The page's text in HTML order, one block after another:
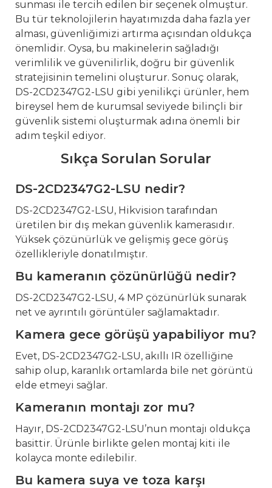
sunması ile tercih edilen bir seçenek olmuştur.
Bu tür teknolojilerin hayatımızda daha fazla yer
alması, güvenliğimizi artırma açısından oldukça
önemlidir. Oysa, bu makinelerin sağladığı
verimlilik ve güvenilirlik, doğru bir güvenlik
stratejisinin temelini oluşturur. Sonuç olarak,
DS-2CD2347G2-LSU gibi yenilikçi ürünler, hem
bireysel hem de kurumsal seviyede bilinçli bir
güvenlik sistemi oluşturmak adına önemli bir
adım teşkil ediyor.
Sıkça Sorulan Sorular
DS-2CD2347G2-LSU nedir?
DS-2CD2347G2-LSU, Hikvision tarafından
üretilen bir dış mekan güvenlik kamerasıdır.
Yüksek çözünürlük ve gelişmiş gece görüş
özellikleriyle donatılmıştır.
Bu kameranın çözünürlüğü nedir?
DS-2CD2347G2-LSU, 4 MP çözünürlük sunarak
net ve ayrıntılı görüntüler sağlamaktadır.
Kamera gece görüşü yapabiliyor mu?
Evet, DS-2CD2347G2-LSU, akıllı IR özelliğine
sahip olup, karanlık ortamlarda bile net görüntü
elde etmeyi sağlar.
Kameranın montajı zor mu?
Hayır, DS-2CD2347G2-LSU’nun montajı oldukça
basittir. Ürünle birlikte gelen montaj kiti ile
kolayca monte edilebilir.
Bu kamera suya ve toza karşı